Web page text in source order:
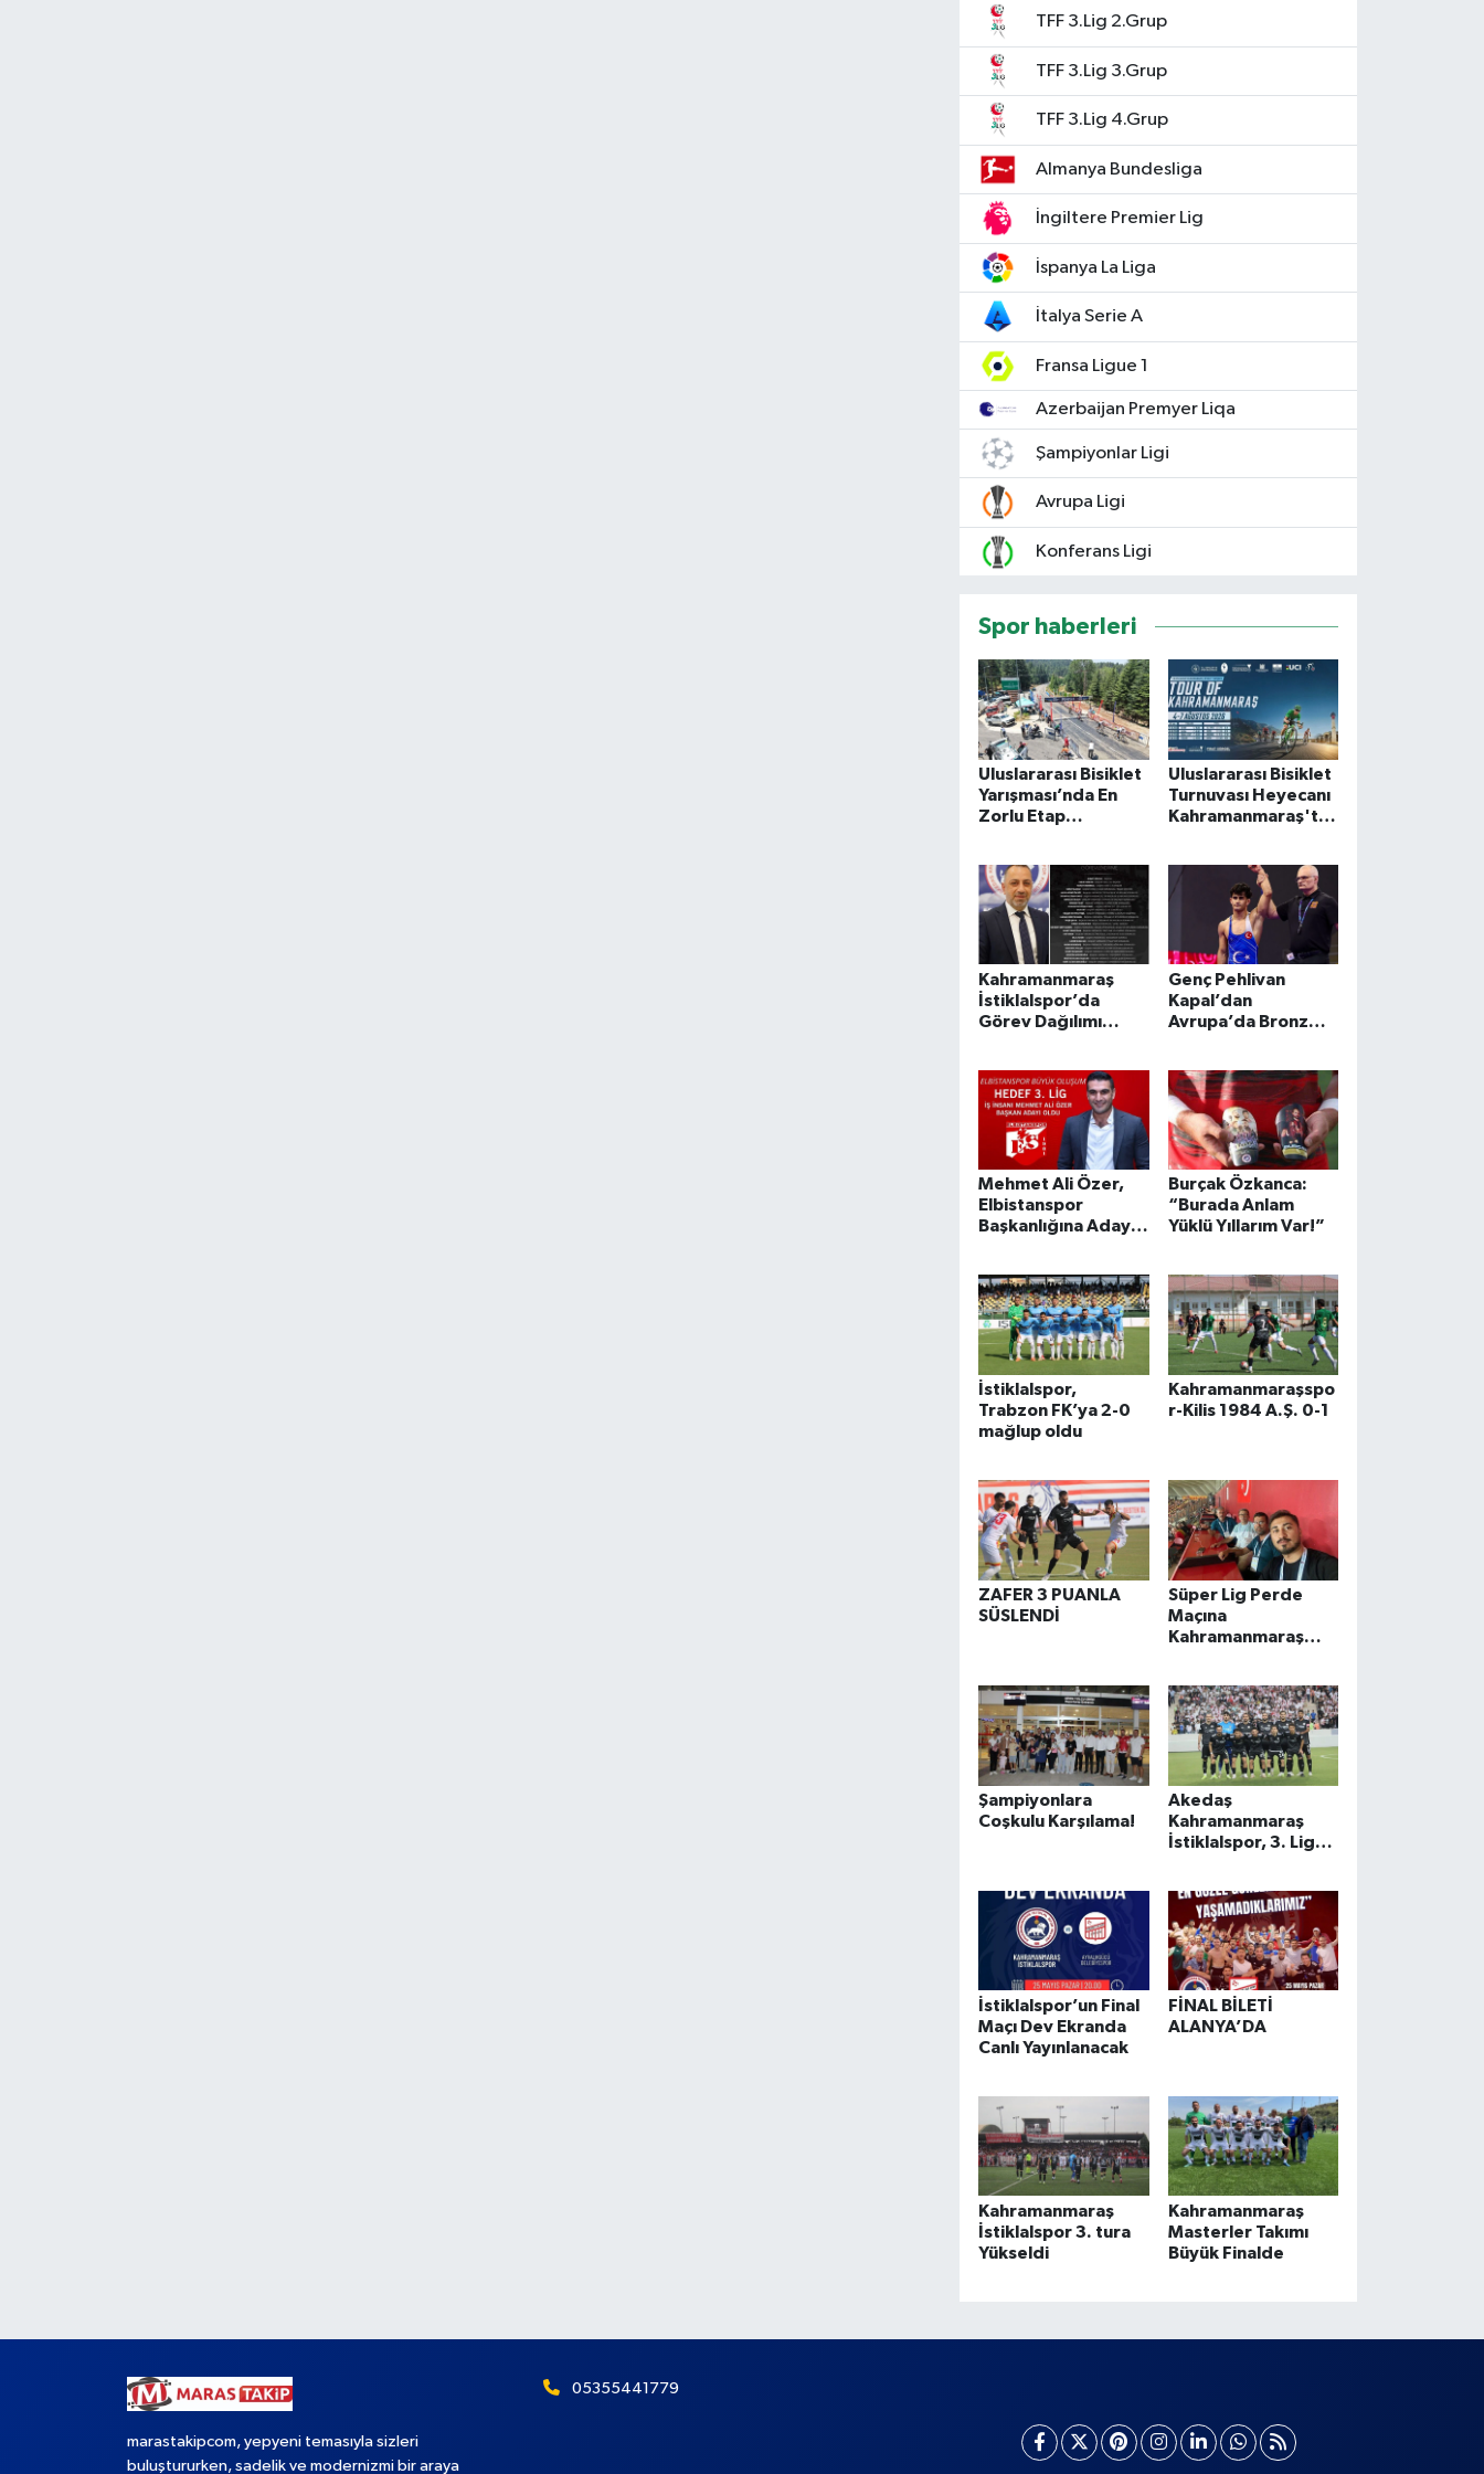
TFF 3.Lig 2.Grup
TFF 3.Lig 3.Grup
TFF 3.Lig 4.Grup
Almanya Bundesliga
İngiltere Premier Lig
İspanya La Liga
İtalya Serie A
Fransa Ligue 1
Azerbaijan Premyer Liqa
Şampiyonlar Ligi
Avrupa Ligi
Konferans Ligi
Spor haberleri
Uluslararası Bisiklet
Yarışması’nda En
Zorlu Etap
Uluslararası Bisiklet
Turnuvası Heyecanı
Kahramanmaraş'ta
Kahramanmaraş
İstiklalspor’da
Görev Dağılımı
Genç Pehlivan
Kapal’dan
Avrupa’da Bronz
Mehmet Ali Özer,
Elbistanspor
Başkanlığına Aday
Burçak Özkanca:
“Burada Anlam
Yüklü Yıllarım Var!”
İstiklalspor,
Trabzon FK’ya 2-0
mağlup oldu
Kahramanmaraşspo
r-Kilis 1984 A.Ş. 0-1
ZAFER 3 PUANLA
SÜSLENDİ
Süper Lig Perde
Maçına
Kahramanmaraş
Şampiyonlara
Coşkulu Karşılama!
Akedaş
Kahramanmaraş
İstiklalspor, 3. Lig
Yazdı: TFF 2. Lig’e
Yükseldi!
İstiklalspor’un Final
Maçı Dev Ekranda
Canlı Yayınlanacak
FİNAL BİLETİ
ALANYA’DA
Kahramanmaraş
İstiklalspor 3. tura
Yükseldi
Kahramanmaraş
Masterler Takımı
Büyük Finalde
marastakipcom, yepyeni temasıyla sizleri
buluştururken, sadelik ve modernizmi bir araya
05355441779